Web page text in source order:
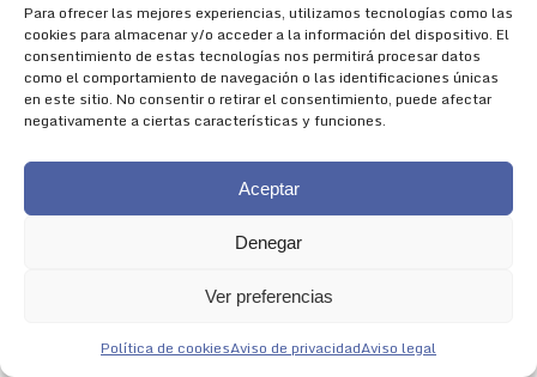
Para ofrecer las mejores experiencias, utilizamos tecnologías como las
cookies para almacenar y/o acceder a la información del dispositivo. El
consentimiento de estas tecnologías nos permitirá procesar datos
como el comportamiento de navegación o las identificaciones únicas
en este sitio. No consentir o retirar el consentimiento, puede afectar
negativamente a ciertas características y funciones.
Aceptar
Denegar
Ver preferencias
Política de cookiesAviso de privacidadAviso legal
NACIDA PARA IMPRESIONAR